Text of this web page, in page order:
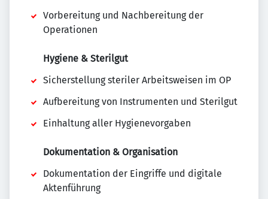
Vorbereitung und Nachbereitung der
Operationen
Hygiene & Sterilgut
Sicherstellung steriler Arbeitsweisen im OP
Aufbereitung von Instrumenten und Sterilgut
Einhaltung aller Hygienevorgaben
Dokumentation & Organisation
Dokumentation der Eingriffe und digitale
Aktenführung